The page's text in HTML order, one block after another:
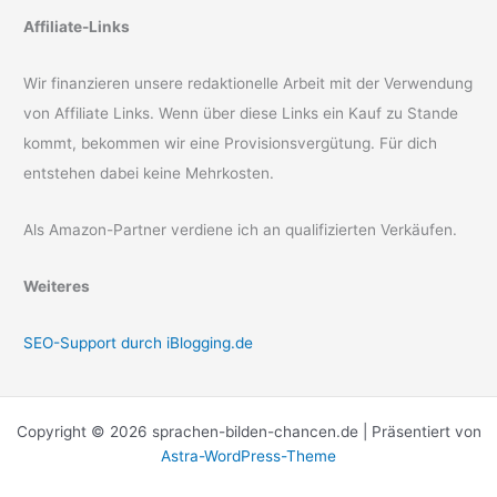
Affiliate-Links
Wir finanzieren unsere redaktionelle Arbeit mit der Verwendung
von Affiliate Links. Wenn über diese Links ein Kauf zu Stande
kommt, bekommen wir eine Provisionsvergütung. Für dich
entstehen dabei keine Mehrkosten.
Als Amazon-Partner verdiene ich an qualifizierten Verkäufen.
Weiteres
SEO-Support durch iBlogging.de
Copyright © 2026 sprachen-bilden-chancen.de | Präsentiert von
Astra-WordPress-Theme